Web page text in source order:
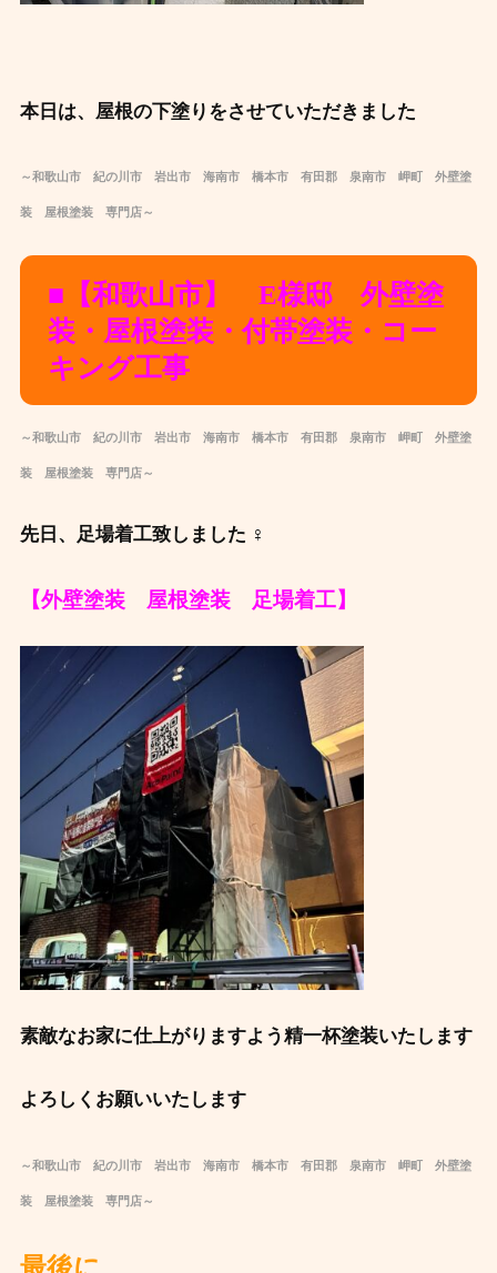
本日は、屋根の下塗りをさせていただきました
～和歌山市 紀の川市 岩出市 海南市 橋本市 有田郡 泉南市 岬町 外壁塗
装 屋根塗装 専門店～
■【和歌山市】 E様邸 外壁塗
装・屋根塗装・付帯塗装・コー
キング工事
～和歌山市 紀の川市 岩出市 海南市 橋本市 有田郡 泉南市 岬町 外壁塗
装 屋根塗装 専門店～
先日、足場着工致しました ‍♀️
【外壁塗装 屋根塗装 足場着工】
素敵なお家に仕上がりますよう精一杯塗装いたします
よろしくお願いいたします
～和歌山市 紀の川市 岩出市 海南市 橋本市 有田郡 泉南市 岬町 外壁塗
装 屋根塗装 専門店～
最後に ️